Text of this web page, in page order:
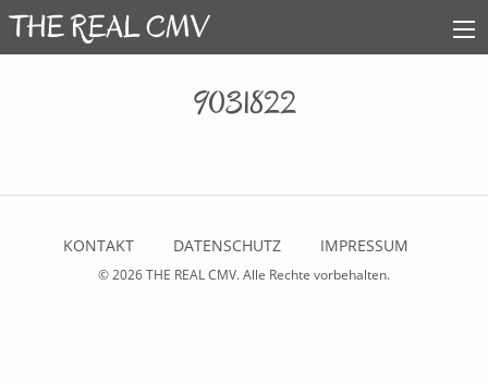
9031822
KONTAKT DATENSCHUTZ IMPRESSUM
© 2026THE REAL CMV. Alle Rechte vorbehalten.